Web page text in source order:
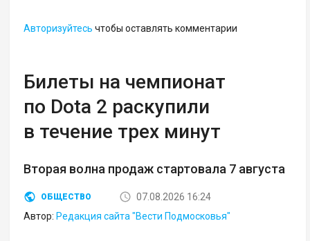
Авторизуйтесь чтобы оставлять комментарии
Билеты на чемпионат
по Dota 2 раскупили
в течение трех минут
Вторая волна продаж стартовала 7 августа
ОБЩЕСТВО
07.08.2026 16:24
Автор: Редакция сайта "Вести Подмосковья"